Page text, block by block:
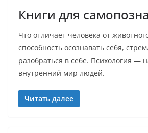
Книги для
Что отличает человека от
способность осознавать себя,
разобраться в себе. Психология —
внутренний мир людей.
Читать далее